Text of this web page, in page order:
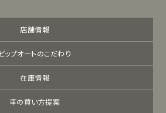
店舗情報
ビップオートのこだわり
在庫情報
車の買い方提案